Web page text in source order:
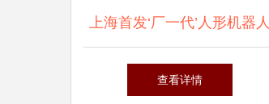
上海首发‘厂一代’人形机器人
告别‘过时’打工模式，具身智
查看详情